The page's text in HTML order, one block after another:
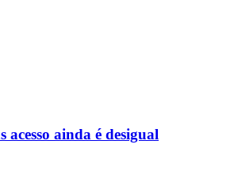
ainda é desigual